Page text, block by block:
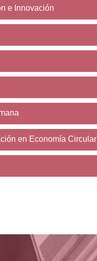
e Innovación
en Economía Circular